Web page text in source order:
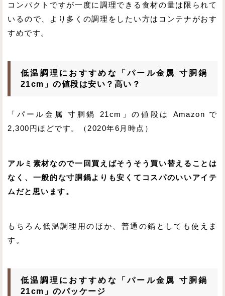
コンパクトですが一度に調理できる食材の量は限られて
いるので、より多くの調理をしたい方はコンテナがおす
すめです。
低温調理におすすめな「パール金属 寸胴鍋
21cm」の値段は安い？高い？
「パール金属 寸胴鍋 21cm」の値段は Amazon で
2,300円ほどです。（2020年6月時点）
アルミ素材なので一回買えばそうそう買い替えることは
なく、一般的な寸胴鍋よりも安くてコスパのいいアイテ
ムだと思います。
もちろん低温調理用のほか、普通の鍋としても使えま
す。
低温調理におすすめな「パール金属 寸胴鍋
21cm」のパッケージ